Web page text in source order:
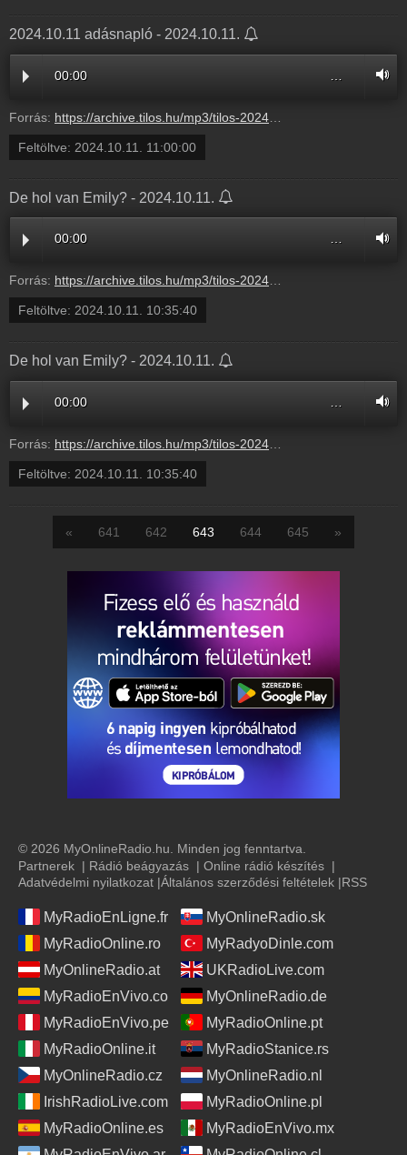
2024.10.11 adásnapló - 2024.10.11.
00:00
Forrás: https://archive.tilos.hu/mp3/tilos-20241011-083000-110000.mp3?s=show-haza-es-haladas-normal
Feltöltve: 2024.10.11. 11:00:00
De hol van Emily? - 2024.10.11.
00:00 …
Forrás: https://archive.tilos.hu/mp3/tilos-20241011-083100-103540.mp3?s=show-haza-es-haladas-normal
Feltöltve: 2024.10.11. 10:35:40
De hol van Emily? - 2024.10.11.
00:00
Forrás: https://archive.tilos.hu/mp3/tilos-20241011-083100-103540.mp3?s=show-haza-es-haladas-normal
Feltöltve: 2024.10.11. 10:35:40
« 641 642 643 644 645 »
© 2026 MyOnlineRadio.hu. Minden jog fenntartva.
Partnerek | Rádió beágyazás | Online rádió készítés |
Adatvédelmi nyilatkozat |Általános szerződési feltételek |RSS
MyRadioEnLigne.fr
MyOnlineRadio.sk
MyRadioOnline.ro
MyRadyoDinle.com
MyOnlineRadio.at
UKRadioLive.com
MyRadioEnVivo.co
MyOnlineRadio.de
MyRadioEnVivo.pe
MyRadioOnline.pt
MyRadioOnline.it
MyRadioStanice.rs
MyOnlineRadio.cz
MyOnlineRadio.nl
IrishRadioLive.com
MyRadioOnline.pl
MyRadioOnline.es
MyRadioEnVivo.mx